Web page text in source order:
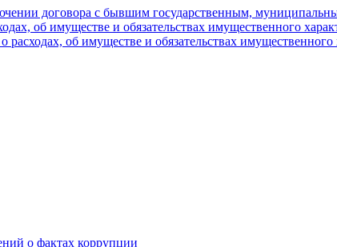
договора с бывшим государственным,
об имуществе и обязательствах имущественного
расходах, об имуществе и обязательствах имущественного
о фактах коррупции